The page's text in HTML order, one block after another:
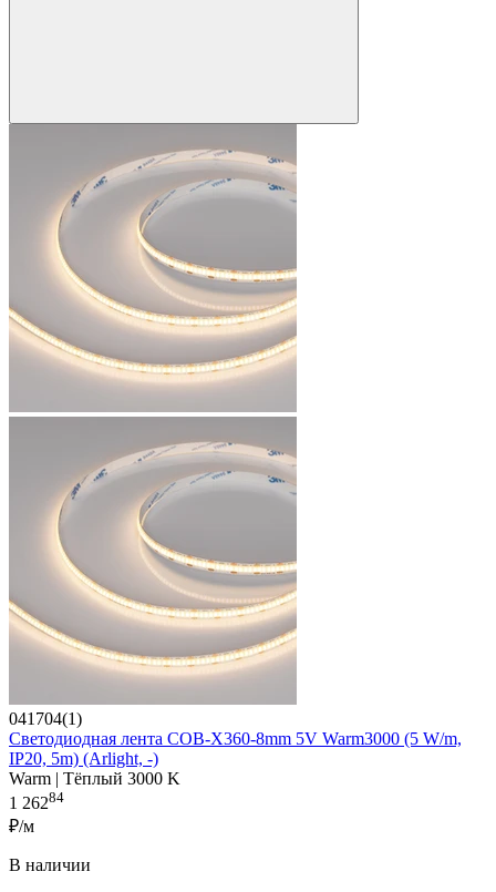
041704(1)
Светодиодная лента COB-X360-8mm 5V Warm3000 (5 W/m,
IP20, 5m) (Arlight, -)
Warm | Тёплый 3000 K
1 26284
₽/м
В наличии